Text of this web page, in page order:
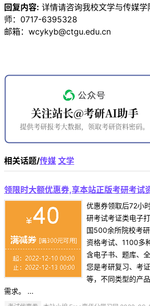
回复内容: 详情请咨询我校文学与传媒
师：0717-6395328
邮箱：wcykyb@ctgu.edu.cn
相关话题/传媒 文学
领限时大额优惠券,享本站正版考研考试
优惠券领取后72小
研考试考证类电子
国500余所院校考
资格考试、1100多
含电子书、题库、
您是考研复习、考
等，不同类型的产
需求。 ...